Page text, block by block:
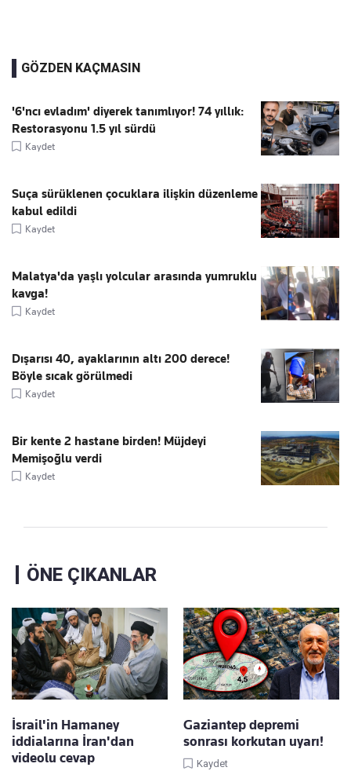
GÖZDEN KAÇMASIN
'6'ncı evladım' diyerek tanımlıyor! 74 yıllık:
Restorasyonu 1.5 yıl sürdü
Kaydet
Suça sürüklenen çocuklara ilişkin düzenleme
kabul edildi
Kaydet
Malatya'da yaşlı yolcular arasında yumruklu
kavga!
Kaydet
Dışarısı 40, ayaklarının altı 200 derece!
Böyle sıcak görülmedi
Kaydet
Bir kente 2 hastane birden! Müjdeyi
Memişoğlu verdi
Kaydet
ÖNE ÇIKANLAR
İsrail'in Hamaney
iddialarına İran'dan
videolu cevap
Gaziantep depremi
sonrası korkutan uyarı!
Kaydet